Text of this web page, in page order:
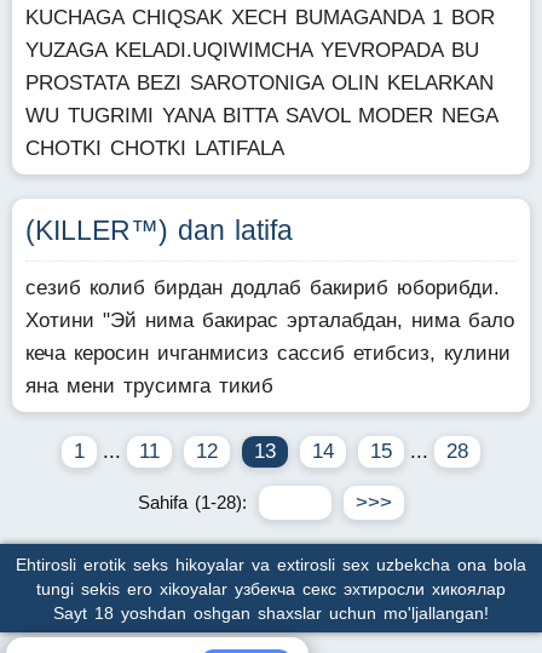
KUCHAGA CHIQSAK XECH BUMAGANDA 1 BOR
YUZAGA KELADI.UQIWIMCHA YEVROPADA BU
PROSTATA BEZI SAROTONIGA OLIN KELARKAN
WU TUGRIMI YANA BITTA SAVOL MODER NEGA
CHOTKI CHOTKI LATIFALA
(KILLER™) dan latifa
сезиб колиб бирдан додлаб бакириб юборибди.
Хотини "Эй нима бакирас эрталабдан, нима бало
кеча керосин ичганмисиз сассиб етибсиз, кулини
яна мени трусимга тикиб
1 ... 11 12 13 14 15 ... 28
Sahifa (1-28):
Ehtirosli erotik seks hikoyalar va extirosli sex uzbekcha ona bola
tungi sekis ero xikoyalar узбекча секс эхтиросли хикоялар
Sayt 18 yoshdan oshgan shaxslar uchun mo'ljallangan!